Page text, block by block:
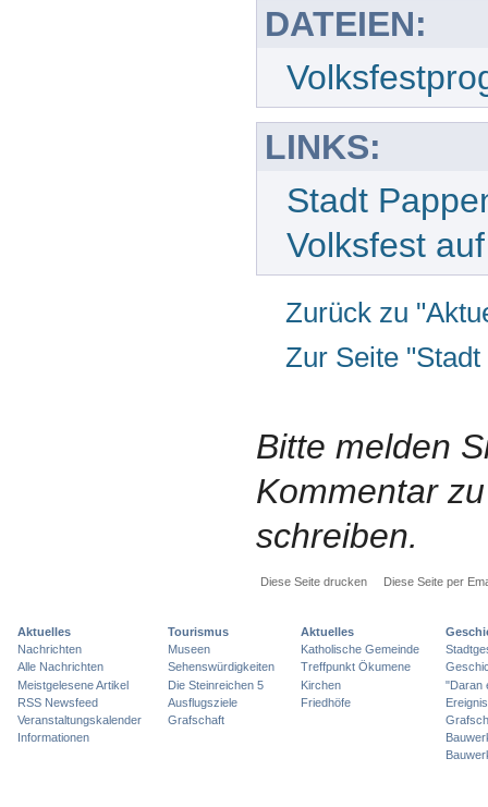
DATEIEN:
LINKS:
Stadt
Volksfest
Zurück zu
Zur Seite
Bitte melden
Kommentar
schreiben.
Diese Seite drucken Diese Seite per
Aktuelles
Nachrichten
Alle Nachrichten
Meistgelesene Artikel
RSS Newsfeed
Veranstaltungskalender
Informationen
Tourismus
Museen
Sehenswürdigkeiten
Die Steinreichen 5
Ausflugsziele
Grafschaft
Aktuelles
Katholische Gemeinde
Treffpunkt Ökumene
Kirchen
Friedhöfe
"Daran